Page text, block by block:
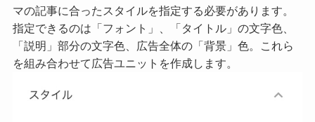
マの記事に合ったスタイルを指定する必要があります。
指定できるのは「フォント」、「タイトル」の文字色、
「説明」部分の文字色、広告全体の「背景」色。これら
を組み合わせて広告ユニットを作成します。